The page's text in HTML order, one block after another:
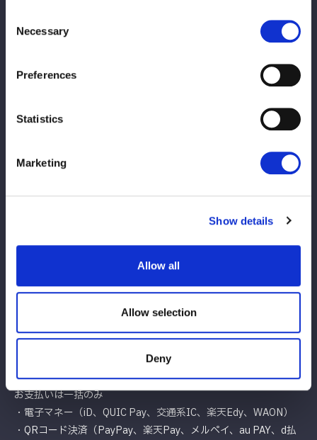
Selection
Necessary
Preferences
Statistics
Marketing
Show details
Allow all
Allow selection
Deny
le lieu
3月31日(火)
16:00
◆当日券のご購入
・現金
・各種クレジットカード、電子マネーがご利用いただけます。
・クレジットカード（VISA、MASTER Cardのみ）がご利用いた
だけます。※お支払いは一括のみ
⇒会場５階グッズ売場（展示場）
・クレジットカード（VISA、MASTER Card、JCB、AMEX）※
お支払いは一括のみ
・電子マネー（iD、QUIC Pay、交通系IC、楽天Edy、WAON）
・QRコード決済（PayPay、楽天Pay、メルペイ、au PAY、d払